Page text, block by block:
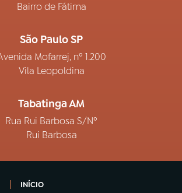
Bairro de Fátima
São Paulo SP
Mofarrej, nº 1.200
Vila Leopoldina
Tabatinga AM
Rua Rui Barbosa S/Nº
Rui Barbosa
INÍCIO